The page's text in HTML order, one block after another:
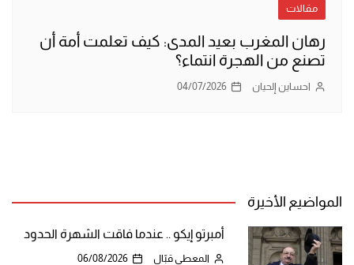
مقالات
​رهان المغرب بعيد المدى: كيف تعلمت أمة أن
تصنع من الهجرة انتماء؟
احساين إلحيان 04/07/2026
المواضيع الأخيرة
أمبرتو إيكو .. عندما فاقت الشهرة الحدود
المعطي قبّال 06/08/2026